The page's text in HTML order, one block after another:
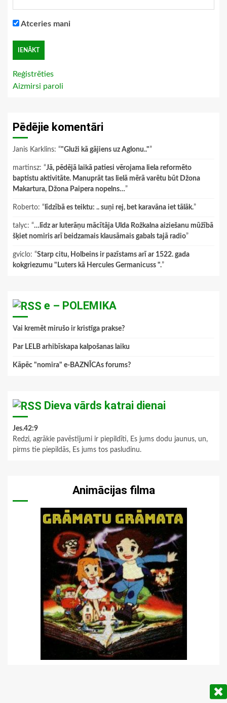
Atceries mani
Reģistrēties
Aizmirsi paroli
Pēdējie komentāri
Janis Karklins: “"Gluži kā gājiens uz Aglonu.."”
martinsz: “Jā, pēdējā laikā patiesi vērojama liela reformēto
baptistu aktivitāte. Manuprāt tas lielā mērā varētu būt Džona
Makartura, Džona Paipera nopelns…”
Roberto: “ līdzībā es teiktu: .. suņi rej, bet karavāna iet tālāk.”
talyc: “…līdz ar luterāņu mācītāja Ulda Rožkalna aiziešanu mūžībā
šķiet nomiris arī beidzamais klausāmais gabals tajā radio”
gviclo: “Starp citu, Holbeins ir pazīstams arī ar 1522. gada
kokgriezumu "Luters kā Hercules Germanicuss ".”
e – POLEMIKA
Vai kremēt mirušo ir kristīga prakse?
Par LELB arhibīskapa kalpošanas laiku
Kāpēc "nomira" e-BAZNĪCAs forums?
Dieva vārds katrai dienai
Jes.42:9
Redzi, agrākie pavēstījumi ir piepildīti, Es jums dodu jaunus, un,
pirms tie piepildās, Es jums tos pasludinu.
Animācijas filma